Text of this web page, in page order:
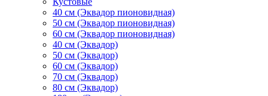
40 см (Эквадор пионовидная)
50 см (Эквадор пионовидная)
60 см (Эквадор пионовидная)
40 см (Эквадор)
50 см (Эквадор)
60 см (Эквадор)
70 см (Эквадор)
80 см (Эквадор)